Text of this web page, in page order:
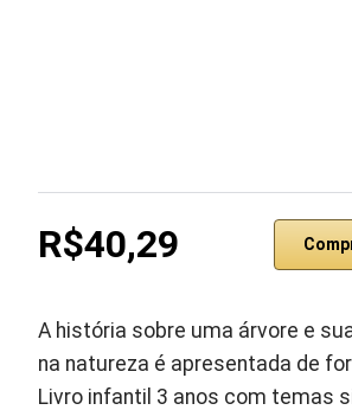
R$40,29
A história sobre uma árvore e
na natureza é apresentada de
Livro infantil 3 anos com temas